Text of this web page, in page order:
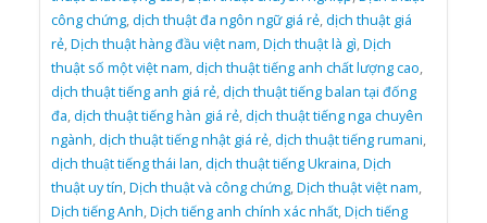
công chứng,dịch thuật đa ngôn ngữ giá rẻ,dịch thuật giá
rẻ,Dịch thuật hàng đầu việt nam,Dịch thuật là gì,Dịch
thuật số một việt nam,dịch thuật tiếng anh chất lượng cao,
dịch thuật tiếng anh giá rẻ,dịch thuật tiếng balan tại đống
đa,dịch thuật tiếng hàn giá rẻ,dịch thuật tiếng nga chuyên
ngành,dịch thuật tiếng nhật giá rẻ,dịch thuật tiếng rumani,
dịch thuật tiếng thái lan,dịch thuật tiếng Ukraina,Dịch
thuật uy tín,Dịch thuật và công chứng,Dịch thuật việt nam,
Dịch tiếng Anh,Dịch tiếng anh chính xác nhất,Dịch tiếng